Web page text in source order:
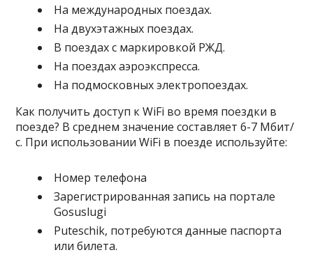
На международных поездах.
На двухэтажных поездах.
В поездах с маркировкой РЖД.
На поездах аэроэкспресса.
На подмосковных электропоездах.
Как получить доступ к WiFi во время поездки в
поезде? В среднем значение составляет 6-7 Мбит/
с. При использовании WiFi в поезде используйте:
Номер телефона
Зарегистрированная запись на портале
Gosuslugi
Puteschik, потребуются данные паспорта
или билета.